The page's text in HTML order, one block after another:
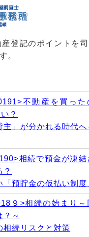
登記のポイントを
。
不動産を買った
？
主」が分かれる時代へ
相続で預金が凍結
預貯金の仮払い制度
９>相続の始まり～
？～
続リスクと対策